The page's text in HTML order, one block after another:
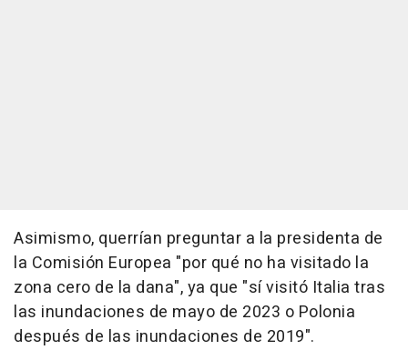
Asimismo, querrían preguntar a la presidenta de
la Comisión Europea "por qué no ha visitado la
zona cero de la dana", ya que "sí visitó Italia tras
las inundaciones de mayo de 2023 o Polonia
después de las inundaciones de 2019".